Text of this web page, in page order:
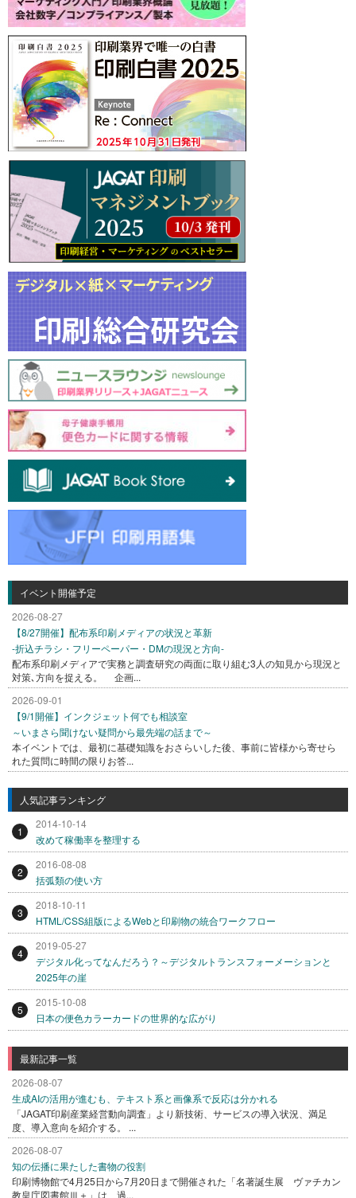
イベント開催予定
2026-08-27
【8/27開催】配布系印刷メディアの状況と革新
-折込チラシ・フリーペーパー・DMの現況と方向-
配布系印刷メディアで実務と調査研究の両面に取り組む3人の知見から現況と
対策､方向を捉える。 企画...
2026-09-01
【9/1開催】インクジェット何でも相談室
～いまさら聞けない疑問から最先端の話まで～
本イベントでは、最初に基礎知識をおさらいした後、事前に皆様から寄せら
れた質問に時間の限りお答...
人気記事ランキング
1
2014-10-14
改めて稼働率を整理する
2
2016-08-08
括弧類の使い方
3
2018-10-11
HTML/CSS組版によるWebと印刷物の統合ワークフロー
4
2019-05-27
デジタル化ってなんだろう？～デジタルトランスフォーメーションと
2025年の崖
5
2015-10-08
日本の便色カラーカードの世界的な広がり
最新記事一覧
2026-08-07
生成AIの活用が進むも、テキスト系と画像系で反応は分かれる
「JAGAT印刷産業経営動向調査」より新技術、サービスの導入状況、満足
度、導入意向を紹介する。 ...
2026-08-07
知の伝播に果たした書物の役割
印刷博物館で4月25日から7月20日まで開催された「名著誕生展 ヴァチカン
教皇庁図書館Ⅲ＋」は、過...